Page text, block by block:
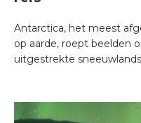
Antarctica, het meest
op aarde, roept beelden
uitgestrekte